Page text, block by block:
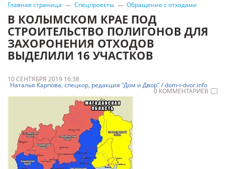
Главная страница Спецпроекты Обращение с отходами
В КОЛЫМСКОМ КРАЕ ПОД
СТРОИТЕЛЬСТВО ПОЛИГОНОВ ДЛЯ
ЗАХОРОНЕНИЯ ОТХОДОВ
ВЫДЕЛИЛИ 16 УЧАСТКОВ
10 СЕНТЯБРЯ 2019 16:38
Наталья Карпова, спецкор, редакция "Дом и Двор" / dom-i-dvor.info
0 КОММЕНТАРИЕВ